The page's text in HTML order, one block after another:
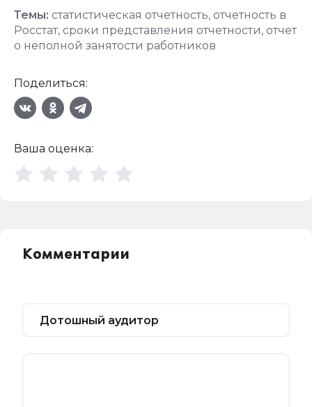
Темы: статистическая отчетность, отчетность в
Росстат, сроки представления отчетности, отчет
о неполной занятости работников
Поделиться:
Ваша оценка:
Комментарии